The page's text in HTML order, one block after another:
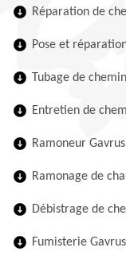
Réparation de
Pose et
Tubage de
Entretien de
Ramoneur Gavrus
Ramonage de
Débistrage de
Fumisterie Gavrus